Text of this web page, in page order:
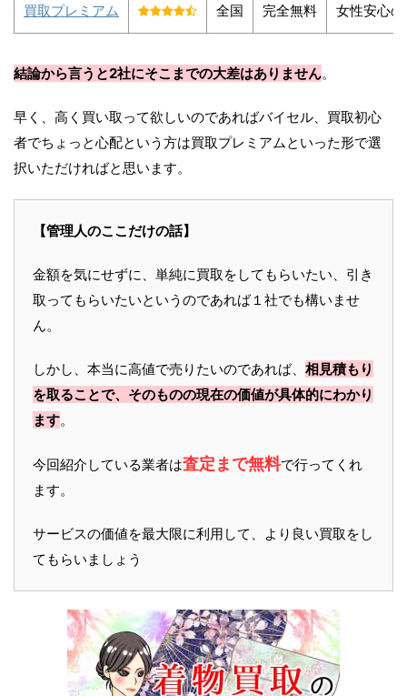
買取プレミアム 全国 完全無料 女性安心
結論から言うと2社にそこまでの大差はありません。
早く、高く買い取って欲しいのであればバイセル、買取初心
者でちょっと心配という方は買取プレミアムといった形で選
択いただければと思います。
【管理人のここだけの話】
金額を気にせずに、単純に買取をしてもらいたい、引き
取ってもらいたいというのであれば１社でも構いませ
ん。
しかし、本当に高値で売りたいのであれば、 相見積もり
を取ることで、そのものの現在の価値が具体的にわかり
ます。
今回紹介している業者は査定まで無料で行ってくれ
ます。
サービスの価値を最大限に利用して、より良い買取をし
てもらいましょう